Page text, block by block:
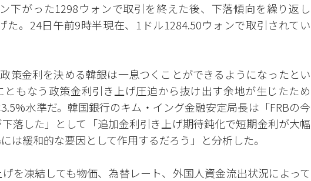
下がった1298ウォンで取引を終えた後、下落傾向を繰り返し
た。24日午前9時半現在、1ドル1284.50ウォンで取引されてい
策金利を決める韓銀は一息つくことができるようになったとい
ともなう政策金利引き上げ圧迫から抜け出す余地が生じたため
水準だ。韓国銀行のキム・イング金融安定局長は「FRBの今
落した」として「追加金利引き上げ期待鈍化で短期金利が大幅
は緩和的な要因として作用するだろう」と分析した。
を凍結しても物価、為替レート、外国人資金流出状況によって